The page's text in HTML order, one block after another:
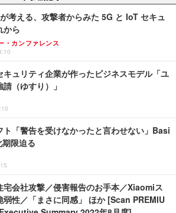
考える、攻撃者からみた 5G と IoT セキュ
から
・カンファレンス
キュリティ企業が作ったビジネスモデル「ユ
（ゆすり）」
ト「警告を受けなかったと言わせない」Basi
限迫る
宅会社攻撃／侵害報告のお手本／Xiaomiス
弱性／「まさに同感」 ほか [Scan PREMIU